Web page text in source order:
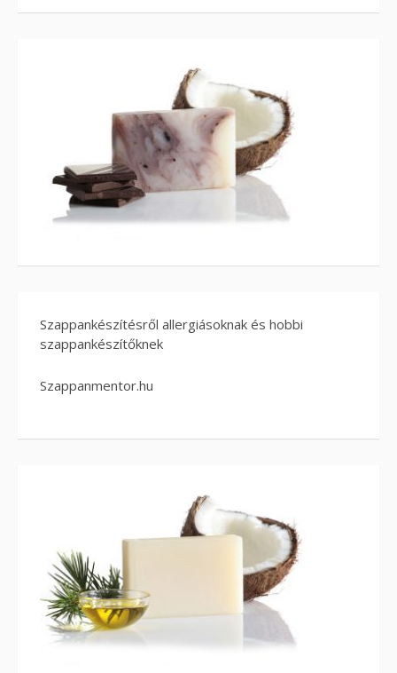
Szappankészítésről allergiásoknak és hobbi
szappankészítőknek
Szappanmentor.hu